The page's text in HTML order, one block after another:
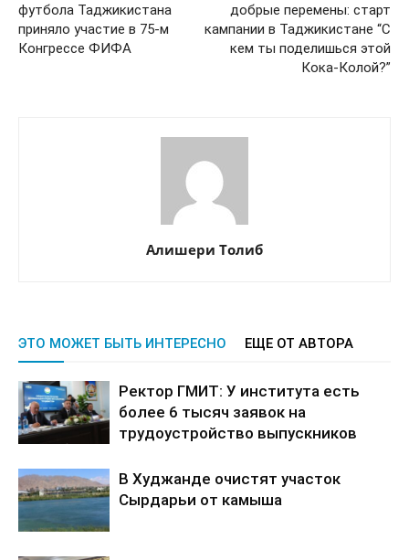
футбола Таджикистана
приняло участие в 75-м
Конгрессе ФИФА
добрые перемены: старт
кампании в Таджикистане “С
кем ты поделишься этой
Кока-Колой?”
Алишери Толиб
ЭТО МОЖЕТ БЫТЬ ИНТЕРЕСНО ЕЩЕ ОТ АВТОРА
Ректор ГМИТ: У института есть
более 6 тысяч заявок на
трудоустройство выпускников
В Худжанде очистят участок
Сырдарьи от камыша